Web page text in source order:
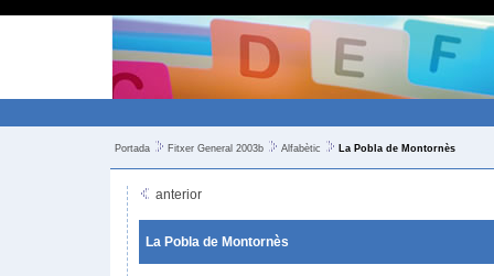
Portada Fitxer General 2003b Alfabètic La Pobla de Montornès
anterior
La Pobla de Montornès